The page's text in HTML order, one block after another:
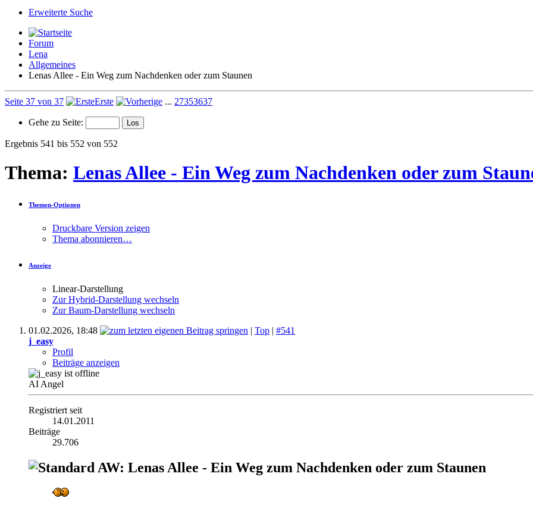
Erweiterte Suche
Forum
Lena
Allgemeines
Lenas Allee - Ein Weg zum Nachdenken oder zum Staunen
Seite 37 von 37 Erste ... 27353637
Gehe zu Seite:
Ergebnis 541 bis 552 von 552
Thema: Lenas Allee - Ein Weg zum Nachdenken oder zum
Themen-Optionen
Druckbare Version zeigen
Thema abonnieren…
Anzeige
Linear-Darstellung
Zur Hybrid-Darstellung wechseln
Zur Baum-Darstellung wechseln
01.02.2026, 18:48 | Top | #541
j_easy
Profil
Beiträge anzeigen
AI Angel
Registriert seit
14.01.2011
Beiträge
29.706
AW: Lenas Allee - Ein Weg zum Nachdenken oder zum Staunen